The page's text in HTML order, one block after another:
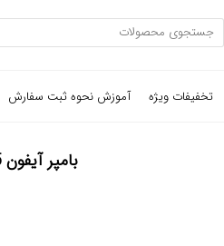
تخفیفات ویژه آموزش نحوه ثبت سفارش
بامپر آیفون 15 پرو